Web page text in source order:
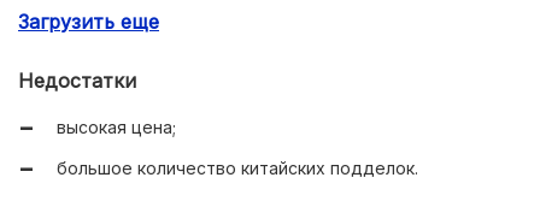
высокий уровень износостойкости – даже самые
удобство и универсальность.
Загрузить еще
Недостатки
высокая цена;
большое количество китайских подделок.